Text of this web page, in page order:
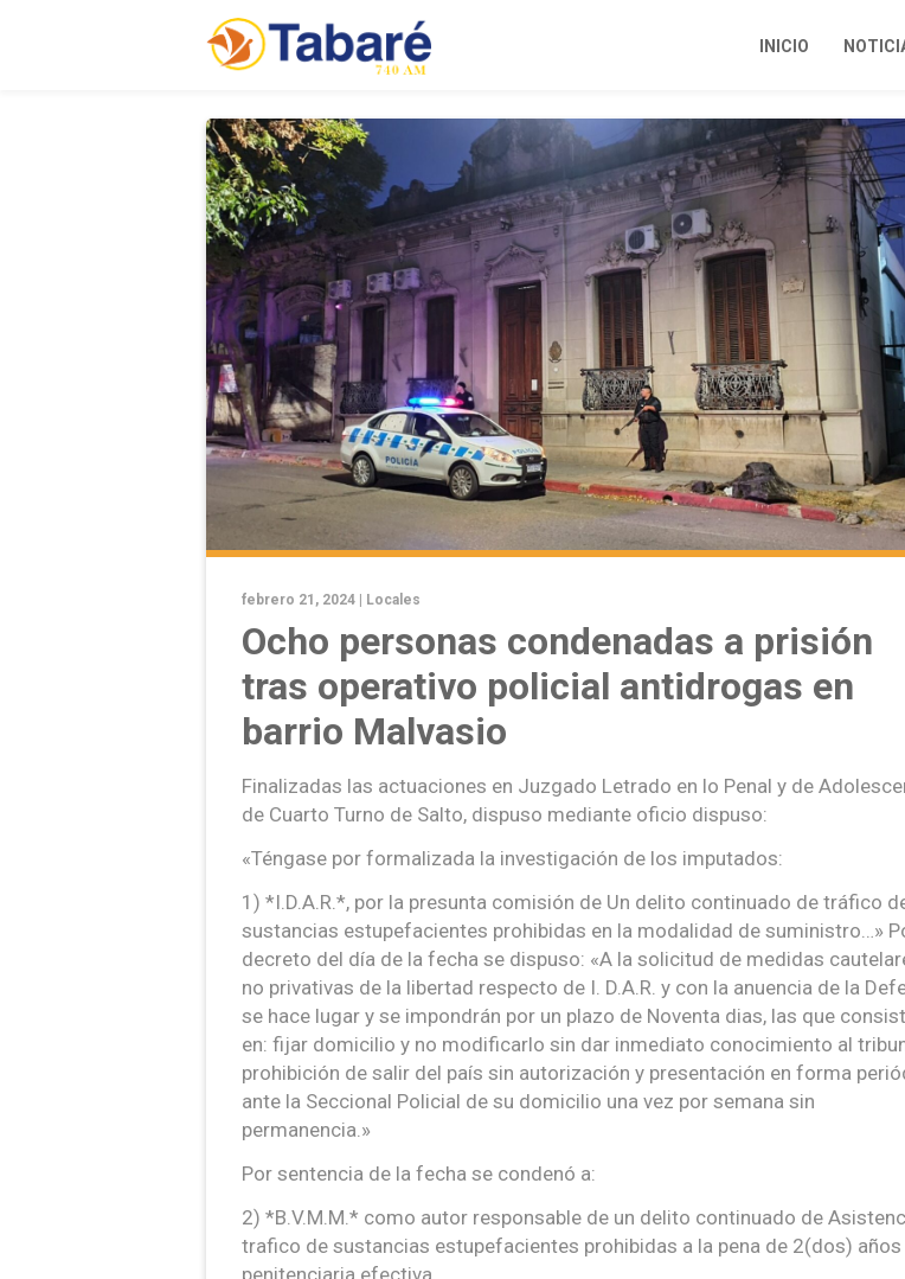
INICIO
febrero 21, 2024 | Locales
Ocho personas condenadas a prisión
tras operativo policial antidrogas en
barrio Malvasio
Finalizadas las actuaciones en Juzgado Letrado en lo Penal y de
de Cuarto Turno de Salto, dispuso mediante oficio dispuso:
«Téngase por formalizada la investigación de los imputados:
1) *I.D.A.R.*, por la presunta comisión de Un delito continuado de tráfico
sustancias estupefacientes prohibidas en la modalidad de suministro…»
decreto del día de la fecha se dispuso: «A la solicitud de medidas
no privativas de la libertad respecto de I. D.A.R. y con la anuencia de la
se hace lugar y se impondrán por un plazo de Noventa dias, las que
en: fijar domicilio y no modificarlo sin dar inmediato conocimiento al
prohibición de salir del país sin autorización y presentación en forma
ante la Seccional Policial de su domicilio una vez por semana sin
permanencia.»
Por sentencia de la fecha se condenó a:
2) *B.V.M.M.* como autor responsable de un delito continuado de
trafico de sustancias estupefacientes prohibidas a la pena de 2(dos) años